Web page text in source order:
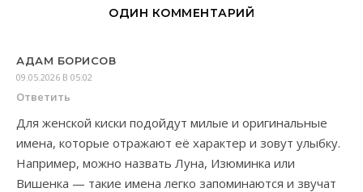
ОДИН КОММЕНТАРИЙ
АДАМ БОРИСОВ
09.05.2026 В 05:02
Ответить
Для женской киски подойдут милые и оригинальные
имена, которые отражают её характер и зовут улыбку.
Например, можно назвать Луна, Изюминка или
Вишенка — такие имена легко запоминаются и звучат